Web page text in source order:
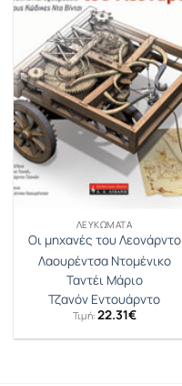
ΛΕΥΚΏΜΑΤΑ
Οι μηχανές του Λεονάρντο
Λαουρέντσα Ντομένικο
Ταντέι Μάριο
Τζανόν Εντουάρντο
Τιμή: 22.31€